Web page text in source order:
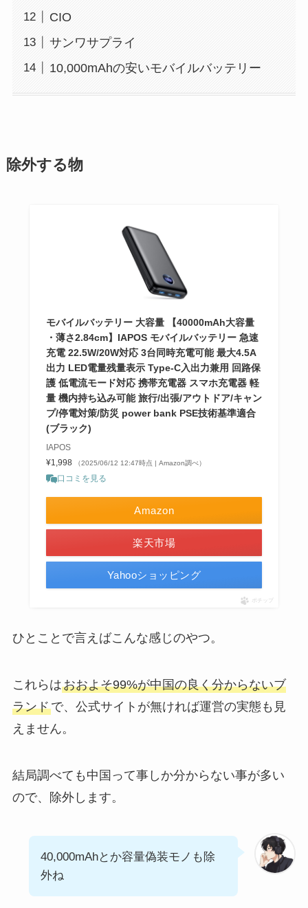
CIO
サンワサプライ
10,000mAhの安いモバイルバッテリー
除外する物
モバイルバッテリー 大容量 【40000mAh大容量
・薄さ2.84cm】IAPOS モバイルバッテリー 急速
充電 22.5W/20W対応 3台同時充電可能 最大4.5A
出力 LED電量残量表示 Type-C入出力兼用 回路保
護 低電流モード対応 携帯充電器 スマホ充電器 軽
量 機内持ち込み可能 旅行/出張/アウトドア/キャン
プ/停電対策/防災 power bank PSE技術基準適合
(ブラック)
IAPOS
¥1,998
（2025/06/12 12:47時点 | Amazon調べ）
口コミを見る
Amazon
楽天市場
Yahooショッピング
ポチップ
ひとことで言えばこんな感じのやつ。
これらはおおよそ99%が中国の良く分からないブ
ランドで、公式サイトが無ければ運営の実態も見
えません。
結局調べても中国って事しか分からない事が多い
ので、除外します。
40,000mAhとか容量偽装モノも除
外ね